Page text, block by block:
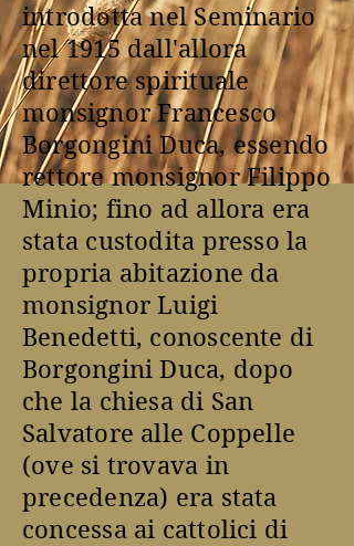
introdotta nel Seminario
nel 1915 dall'allora
direttore spirituale
monsignor Francesco
Borgongini Duca, essendo
rettore monsignor Filippo
Minio; fino ad allora era
stata custodita presso la
propria abitazione da
monsignor Luigi
Benedetti, conoscente di
Borgongini Duca, dopo
che la chiesa di San
Salvatore alle Coppelle
(ove si trovava in
precedenza) era stata
concessa ai cattolici di